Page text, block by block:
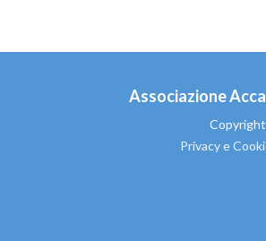
Associazione
Privacy e